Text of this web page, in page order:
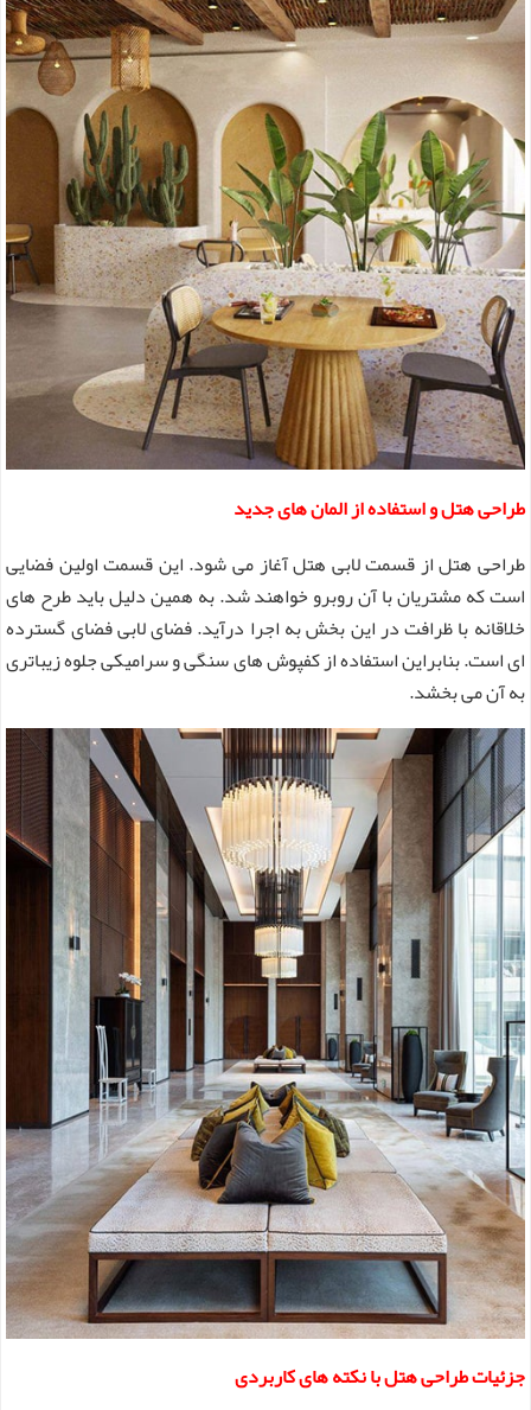
طراحی هتل و استفاده از المان های جدید
طراحی هتل از قسمت لابی هتل آغاز می شود. این قسمت اولین فضایی
است که مشتریان با آن روبرو خواهند شد. به همین دلیل باید طرح های
خلاقانه با ظرافت در این بخش به اجرا درآید. فضای لابی فضای گسترده
ای است. بنابراین استفاده از کفپوش های سنگی و سرامیکی جلوه زیباتری
به آن می بخشد.
جزئیات طراحی هتل با نکته های کاربردی